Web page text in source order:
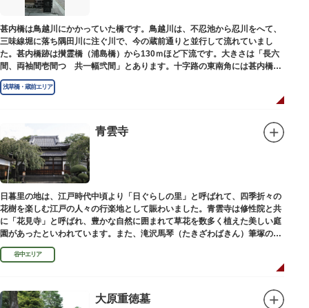
甚内橋は鳥越川にかかっていた橋です。鳥越川は、不忍池から忍川をへて、
三味線堀に落ち隅田川に注ぐ川で、今の蔵前通りと並行して流れていまし
た。甚内橋跡は攅霊橋（浦島橋）から130ｍほど下流です。大きさは「長六
間、両袖間壱間つゞ共一幅弐間」とあります。十字路の東南角には甚内橋跡
の石碑があります。
浅草橋・蔵前エリア
青雲寺
日暮里の地は、江戸時代中頃より「日ぐらしの里」と呼ばれて、四季折々の
花樹を楽しむ江戸の人々の行楽地として賑わいました。青雲寺は修性院と共
に「花見寺」と呼ばれ、豊かな自然に囲まれて草花を数多く植えた美しい庭
園があったといわれています。また、滝沢馬琴（たきざわばきん）筆塚の碑
があります。
谷中エリア
大原重徳墓